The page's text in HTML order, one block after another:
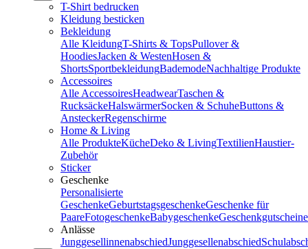
T-Shirt bedrucken
Kleidung besticken
Bekleidung
Alle KleidungT-Shirts & TopsPullover &
HoodiesJacken & WestenHosen &
ShortsSportbekleidungBademodeNachhaltige Produkte
Accessoires
Alle AccessoiresHeadwearTaschen &
RucksäckeHalswärmerSocken & SchuheButtons &
AnsteckerRegenschirme
Home & Living
Alle ProdukteKücheDeko & LivingTextilienHaustier-
Zubehör
Sticker
Geschenke
Personalisierte
GeschenkeGeburtstagsgeschenkeGeschenke für
PaareFotogeschenkeBabygeschenkeGeschenkgutscheine
Anlässe
JunggesellinnenabschiedJunggesellenabschied